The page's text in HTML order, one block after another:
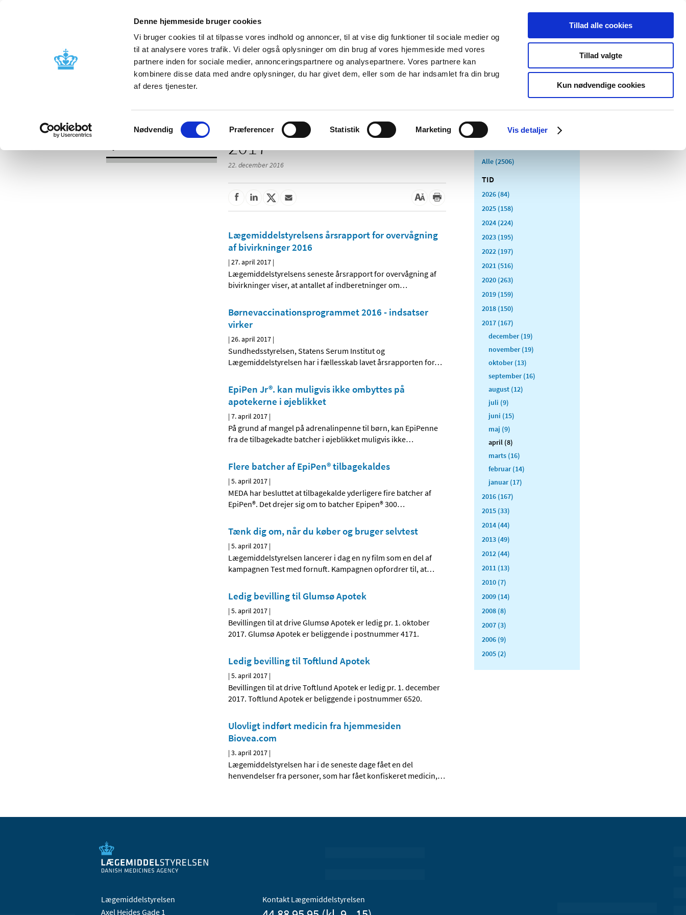
Denne hjemmeside bruger cookies
Vi bruger cookies til at tilpasse vores indhold og annoncer, til at vise dig funktioner til sociale medier og
til at analysere vores trafik. Vi deler også oplysninger om din brug af vores hjemmeside med vores
partnere inden for sociale medier, annonceringspartnere og analysepartnere. Vores partnere kan
kombinere disse data med andre oplysninger, du har givet dem, eller som de har indsamlet fra din brug
af deres tjenester.
Samtykkevalg
Nødvendig Præferencer Statistik Marketing Vis detaljer
Tillad alle cookies
Tillad valgte
Kun nødvendige cookies
Nyheder Om os Kontakt Udgivelser
Godkendelse og
Bivirkninger og
produktinformation
Tilskud og
Apoteker og salg af
Medicinsk
Særlige
produktområder
2017
22. december 2016
Lægemiddelstyrelsens årsrapport for overvågning
af bivirkninger 2016
|27. april 2017 |
Lægemiddelstyrelsens seneste årsrapport for overvågning af
bivirkninger viser, at antallet af indberetninger om…
Børnevaccinationsprogram­met 2016 - indsatser
virker
|26. april 2017 |
Sundhedsstyrelsen, Statens Serum Institut og
Lægemiddelstyrelsen har i fællesskab lavet årsrapporten for…
EpiPen Jr®. kan muligvis ikke ombyttes på
apotekerne i øjeblikket
|7. april 2017 |
På grund af mangel på adrenalinpenne til børn, kan EpiPenne
fra de tilbagekadte batcher i øjeblikket muligvis ikke…
Flere batcher af EpiPen® tilbagekaldes
|5. april 2017 |
MEDA har besluttet at tilbagekalde yderligere fire batcher af
EpiPen®. Det drejer sig om to batcher Epipen® 300…
Tænk dig om, når du køber og bruger selvtest
|5. april 2017 |
Lægemiddelstyrelsen lancerer i dag en ny film som en del af
kampagnen Test med fornuft. Kampagnen opfordrer til, at…
Ledig bevilling til Glumsø Apotek
|5. april 2017 |
Bevillingen til at drive Glumsø Apotek er ledig pr. 1. oktober
2017. Glumsø Apotek er beliggende i postnummer 4171.
Ledig bevilling til Toftlund Apotek
|5. april 2017 |
Bevillingen til at drive Toftlund Apotek er ledig pr. 1. december
2017. Toftlund Apotek er beliggende i postnummer 6520.
Ulovligt indført medicin fra hjemmesiden
Biovea.com
|3. april 2017 |
Lægemiddelstyrelsen har i de seneste dage fået en del
henvendelser fra personer, som har fået konfiskeret medicin,…
Alle (2506)
TID
2026 (84)
2025 (158)
2024 (224)
2023 (195)
2022 (197)
2021 (516)
2020 (263)
2019 (159)
2018 (150)
2017 (167)
december (19)
november (19)
oktober (13)
september (16)
august (12)
juli (9)
juni (15)
maj (9)
april (8)
marts (16)
februar (14)
januar (17)
2016 (167)
2015 (33)
2014 (44)
2013 (49)
2012 (44)
2011 (13)
2010 (7)
2009 (14)
2008 (8)
2007 (3)
2006 (9)
2005 (2)
Lægemiddelstyrelsen
Axel Heides Gade 1
Kontakt Lægemiddelstyrelsen